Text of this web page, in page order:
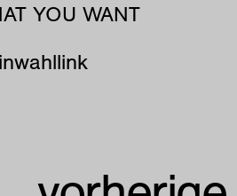
YOU WANT